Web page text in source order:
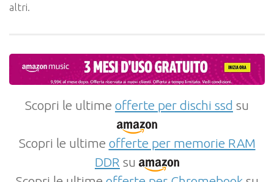
altri.
Scopri le ultime offerte per dischi ssd su
Scopri le ultime offerte per memorie RAM
DDR su